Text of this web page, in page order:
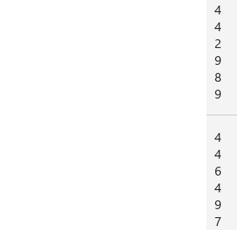
4
4
2
9
8
9
4
4
6
4
9
7